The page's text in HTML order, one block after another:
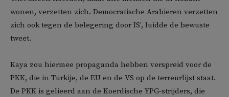
wonen, verzetten zich. Democratische Arabieren verzetten
zich ook tegen de belegering door IS’, luidde de bewuste
tweet.
Kaya zou hiermee propaganda hebben verspreid voor de
PKK, die in Turkije, de EU en de VS op de terreurlijst staat.
De PKK is gelieerd aan de Koerdische YPG-strijders, die